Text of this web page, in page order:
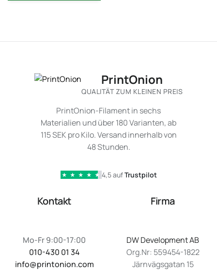
PrintOnion
QUALITÄT ZUM KLEINEN PREIS
PrintOnion-Filament in sechs
Materialien und über 180 Varianten, ab
115 SEK pro Kilo. Versand innerhalb von
48 Stunden.
★ ★ ★ ★ ★ 4,5 aufTrustpilot
Kontakt
Mo-Fr 9:00-17:00
010-430 01 34
info@printonion.com
Firma
DW Development AB
Org.Nr: 559454-1822
Järnvägsgatan 15